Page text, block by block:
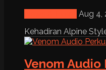
Aug 4,
Kehadiran Alpine
Venom Audio